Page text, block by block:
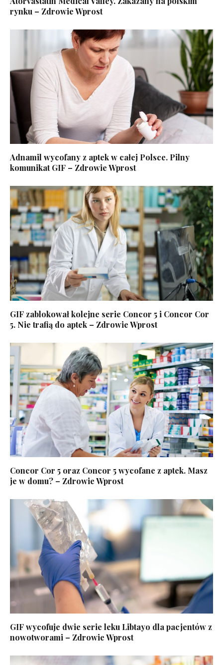
rynku – Zdrowie Wprost
Adnamil wycofany z aptek w całej Polsce. Pilny
komunikat GIF – Zdrowie Wprost
GIF zablokował kolejne serie Concor 5 i Concor Cor
5. Nie trafią do aptek – Zdrowie Wprost
Concor Cor 5 oraz Concor 5 wycofane z aptek. Masz
je w domu? – Zdrowie Wprost
GIF wycofuje dwie serie leku Libtayo dla pacjentów z
nowotworami – Zdrowie Wprost